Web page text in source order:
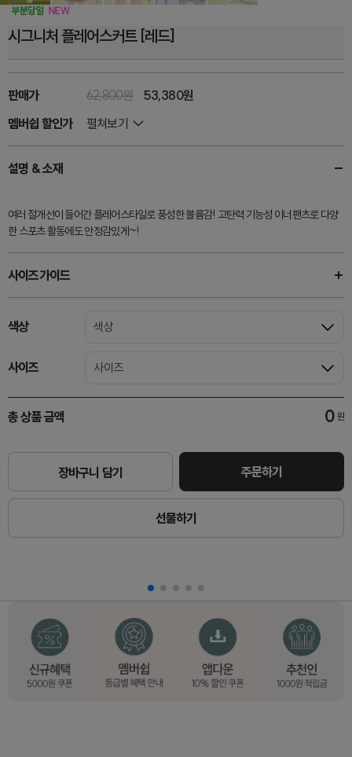
시그니처 플레어스커트 [레드]
판매가 62,800원 53,380원
멤버쉽 할인가
펼쳐보기
설명 & 소재
여러 절개선이 들어간 플레어스타일로 풍성한 볼륨감! 고탄력 기능성 이너팬츠로 다양
한 스포츠 활동에도 안정감있게~!
사이즈가이드
색상 색상
사이즈 사이즈
총 상품 금액 0 원
장바구니 담기 주문하기
선물하기